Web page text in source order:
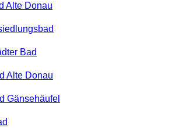
Alte Donau
Bad
Alte Donau
Gänsehäufel